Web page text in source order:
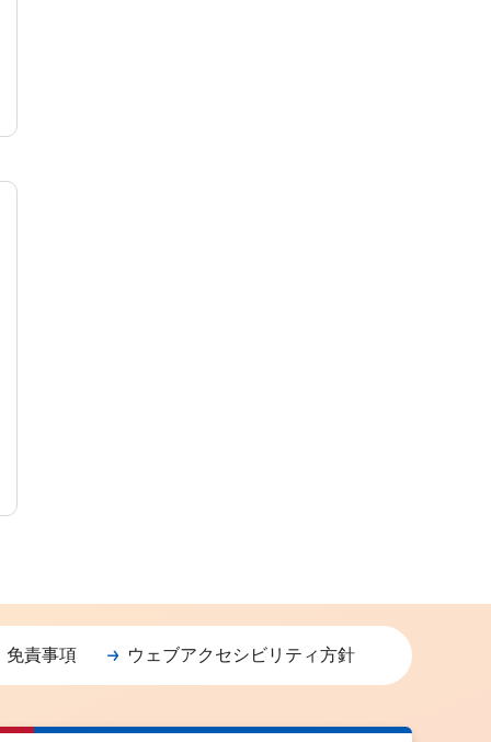
免責事項 ウェブアクセシビリティ方針